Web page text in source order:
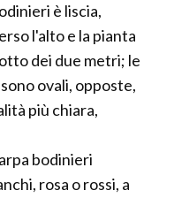
è liscia,
l'alto e la pianta
dei due metri; le
ovali, opposte,
più chiara,
bodinieri
rosa o rossi, a